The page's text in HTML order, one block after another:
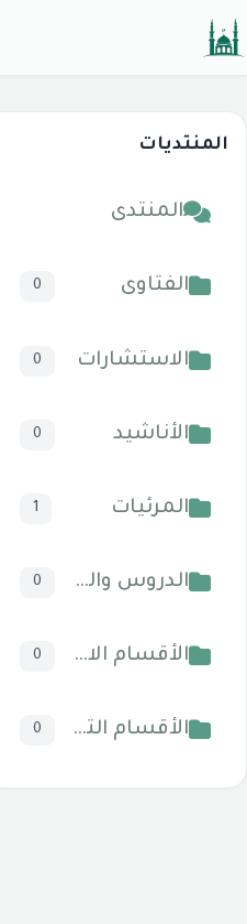
المنتديات
المنتدى
الفتاوى 0
الاستشارات 0
الأناشيد 0
المرئيات 1
الدروس والخطب 0
الأقسام الاسلامية 0
الأقسام التقنية للكمبيوتر والنترنت 0